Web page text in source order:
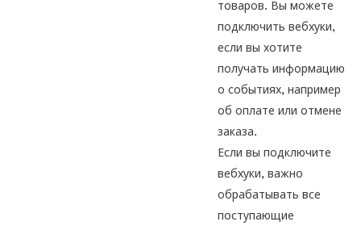
товаров. Вы можете
подключить вебхуки,
если вы хотите
получать информацию
о событиях, например
об оплате или отмене
заказа.
Если вы подключите
вебхуки, важно
обрабатывать все
поступающие